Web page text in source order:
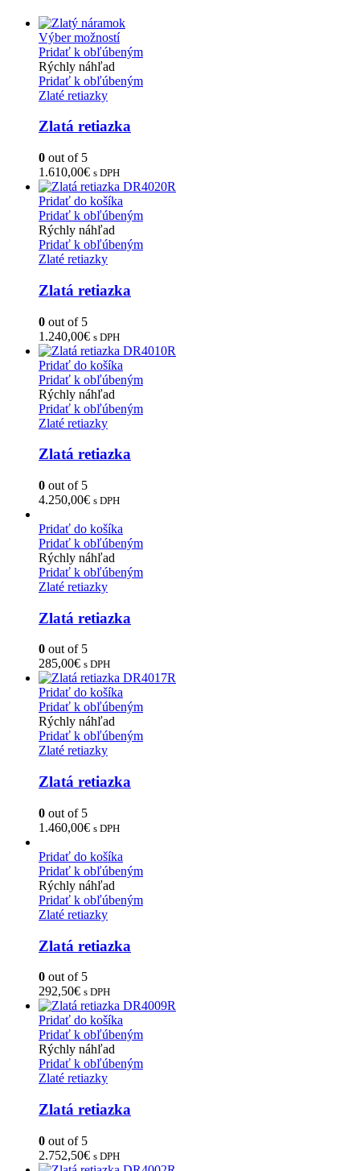
Výber možností
Pridať k obľúbeným
Rýchly náhľad
Pridať k obľúbeným
Zlaté retiazky
Zlatá retiazka
0 out of 5
1.610,00€ s DPH
Pridať do košíka
Pridať k obľúbeným
Rýchly náhľad
Pridať k obľúbeným
Zlaté retiazky
Zlatá retiazka
0 out of 5
1.240,00€ s DPH
Pridať do košíka
Pridať k obľúbeným
Rýchly náhľad
Pridať k obľúbeným
Zlaté retiazky
Zlatá retiazka
0 out of 5
4.250,00€ s DPH
Pridať do košíka
Pridať k obľúbeným
Rýchly náhľad
Pridať k obľúbeným
Zlaté retiazky
Zlatá retiazka
0 out of 5
285,00€ s DPH
Pridať do košíka
Pridať k obľúbeným
Rýchly náhľad
Pridať k obľúbeným
Zlaté retiazky
Zlatá retiazka
0 out of 5
1.460,00€ s DPH
Pridať do košíka
Pridať k obľúbeným
Rýchly náhľad
Pridať k obľúbeným
Zlaté retiazky
Zlatá retiazka
0 out of 5
292,50€ s DPH
Pridať do košíka
Pridať k obľúbeným
Rýchly náhľad
Pridať k obľúbeným
Zlaté retiazky
Zlatá retiazka
0 out of 5
2.752,50€ s DPH